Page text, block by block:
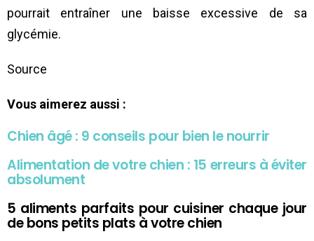
pourrait entraîner une baisse excessive de sa
glycémie.
Source
Vous aimerez aussi :
Chien âgé : 9 conseils pour bien le nourrir
Alimentation de votre chien : 15 erreurs à éviter
absolument
5 aliments parfaits pour cuisiner chaque jour
de bons petits plats à votre chien